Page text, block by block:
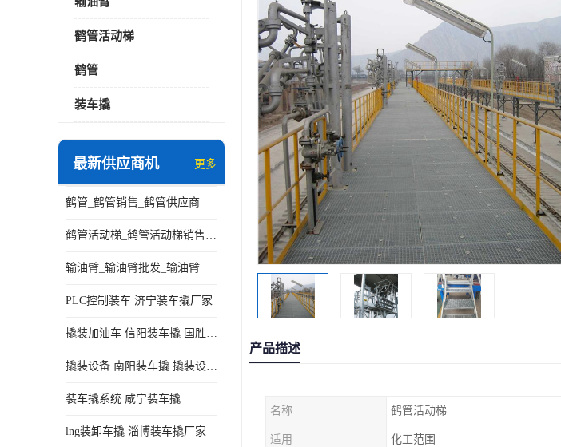
鹤管活动梯
鹤管
装车撬
最新供应商机 更多
鹤管_鹤管销售_鹤管供应商
鹤管活动梯_鹤管活动梯销售_鹤管活动梯供应商
输油臂_输油臂批发_输油臂厂家
PLC控制装车 济宁装车撬厂家
撬装加油车 信阳装车撬 国胜装备
撬装设备 南阳装车撬 撬装设备 定量控制
装车撬系统 咸宁装车撬
lng装卸车撬 淄博装车撬厂家
产品描述
名称 鹤管活动梯
适用 化工范围